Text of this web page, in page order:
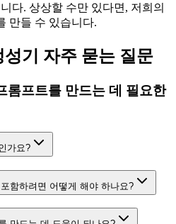
다. 상상할 수만 있다면, 저희의
만들 수 있습니다.
성기 자주 묻는 질문
롬프트를 만드는 데 필요한
가요?
함하려면 어떻게 해야 하나요?